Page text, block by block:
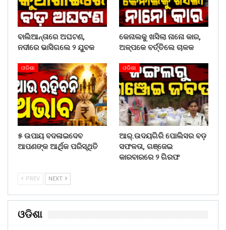
ବାଲିଆନ୍ତାରେ ଅଘଟଣ,
ନଦୀରେ ଭାସିଗଲେ ୨ ଯୁବକ
କେନାଲକୁ ଖସିଲା ନାନୋ କାର,
ଅଳ୍ପକେ ବର୍ତ୍ତିଲେ ଚାଳକ
ଓଡିଶା
୫ ଉପାୟ ବଦଳାଇଦେବ
ଆପଣଙ୍କ ଆର୍ଥିକ ପରିସ୍ଥିତି
ଓଡିଶା
ଆର୍.ଉଦୟଗିରି ପୋଲିସର ବଡ଼
ସଫଳତା, ଗଞ୍ଜେଇ
କାରବାରରେ ୨ ଗିରଫ
PREV NEXT
ଓଡିଶା